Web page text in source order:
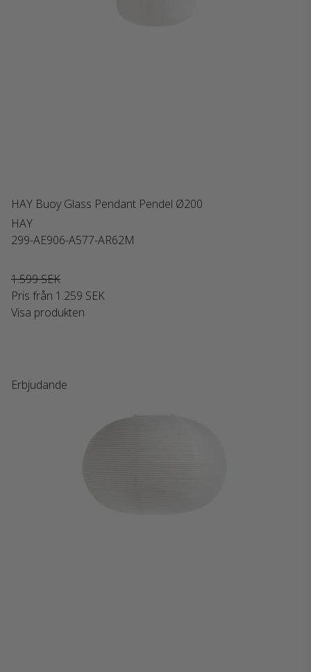
HAY Buoy Glass Pendant Pendel Ø200
HAY
299-AE906-A577-AR62M
1.599 SEK
Pris från 1.259 SEK
Visa produkten
Erbjudande